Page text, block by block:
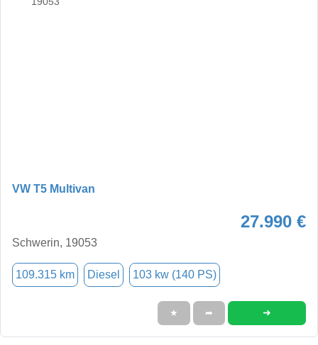
VW T5 Multivan
27.990 €
Schwerin, 19053
109.315 km Diesel 103 kw (140 PS)
★ ➦ ➜